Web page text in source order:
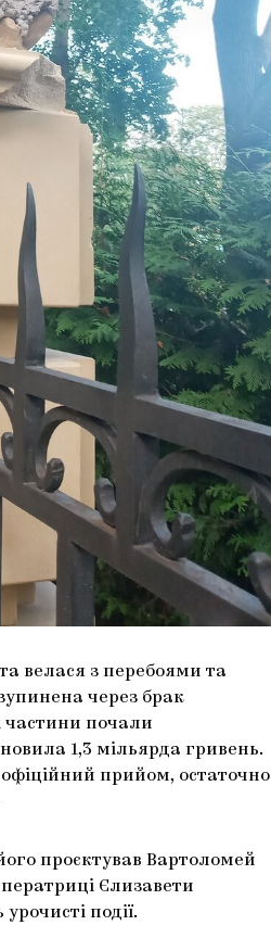
велася з перебоями та
через брак
частини почали
1,3 мільярда гривень.
прийом, остаточно
проєктував Вартоломей
Єлизавети
події.